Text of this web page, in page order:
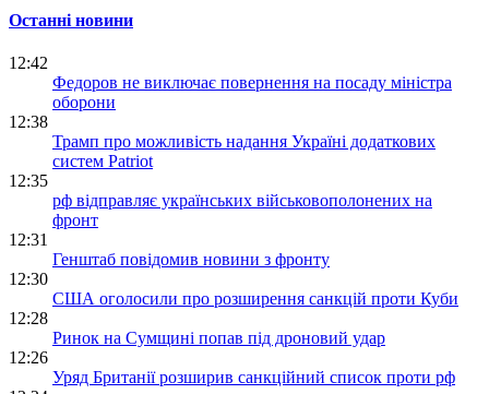
Останні новини
12:42
Федоров не виключає повернення на посаду міністра
оборони
12:38
Трамп про можливість надання Україні додаткових
систем Patriot
12:35
рф відправляє українських військовополонених на
фронт
12:31
Генштаб повідомив новини з фронту
12:30
США оголосили про розширення санкцій проти Куби
12:28
Ринок на Сумщині попав під дроновий удар
12:26
Уряд Британії розширив санкційний список проти рф